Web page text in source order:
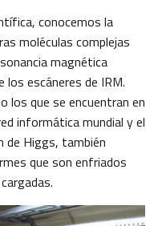
conocemos la
moléculas complejas
magnética
los escáneres de IRM.
los que se encuentran en
informática mundial y el
de Higgs, también
que son enfriados